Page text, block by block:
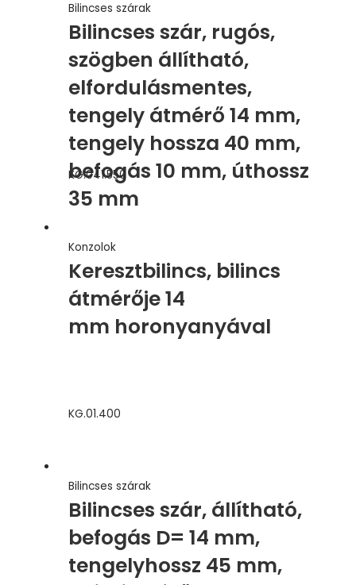
Bilincses szárak
Bilincses szár, rugós,
szögben állítható,
elfordulásmentes,
tengely átmérő 14 mm,
tengely hossza 40 mm,
befogás 10 mm, úthossz
35 mm
KG.041.550
Konzolok
Keresztbilincs, bilincs
átmérője 14
mm horonyanyával
KG.01.400
Bilincses szárak
Bilincses szár, állítható,
befogás D= 14 mm,
tengelyhossz 45 mm,